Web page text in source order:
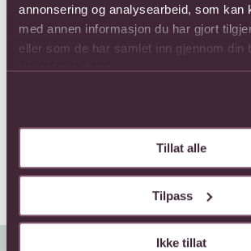
annonsering og analysearbeid, som kan
med annen informasjon du har gjort
eller som de har samlet inn gjennom din
tjenestene deres.
Tillat alle
Tilpass
Ikke tillat
Redegjørelser for
Redegjørelser for